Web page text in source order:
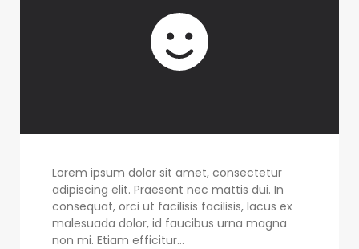
Lorem ipsum dolor sit amet, consectetur
adipiscing elit. Praesent nec mattis dui. In
consequat, orci ut facilisis facilisis, lacus ex
malesuada dolor, id faucibus urna magna
non mi. Etiam efficitur...